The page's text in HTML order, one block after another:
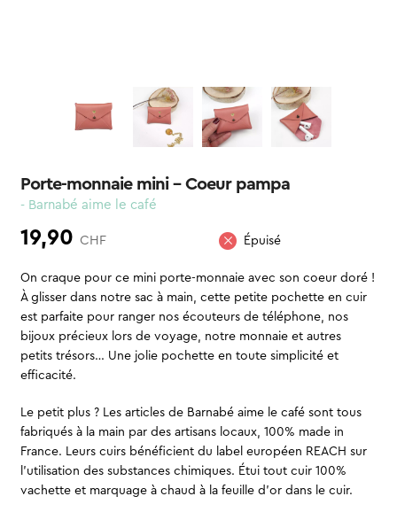
Porte-monnaie mini – Coeur pampa
- Barnabé aime le café
19,90 CHF Épuisé
On craque pour ce mini porte-monnaie avec son coeur doré !
À glisser dans notre sac à main, cette petite pochette en cuir
est parfaite pour ranger nos écouteurs de téléphone, nos
bijoux précieux lors de voyage, notre monnaie et autres
petits trésors… Une jolie pochette en toute simplicité et
efficacité.
Le petit plus ? Les articles de Barnabé aime le café sont tous
fabriqués à la main par des artisans locaux, 100% made in
France. Leurs cuirs bénéficient du label européen REACH sur
l’utilisation des substances chimiques. Étui tout cuir 100%
vachette et marquage à chaud à la feuille d’or dans le cuir.